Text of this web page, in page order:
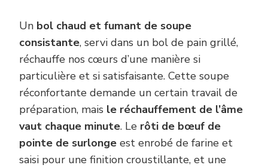
Un bol chaud et fumant de soupe
consistante, servi dans un bol de pain grillé,
réchauffe nos cœurs d’une manière si
particulière et si satisfaisante. Cette soupe
réconfortante demande un certain travail de
préparation, mais le réchauffement de l’âme
vaut chaque minute. Le rôti de bœuf de
pointe de surlonge est enrobé de farine et
saisi pour une finition croustillante, et une